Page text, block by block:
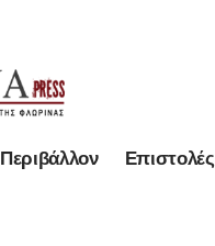
Περιβάλλον Επιστολές